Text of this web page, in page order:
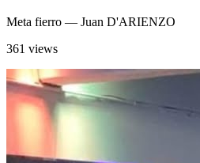
Meta fierro — Juan D'ARIENZO
361 views